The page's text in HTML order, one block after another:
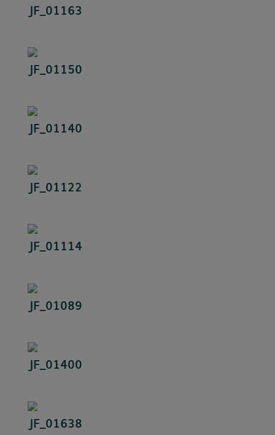
JF_01163
JF_01150
JF_01140
JF_01122
JF_01114
JF_01089
JF_01400
JF_01638